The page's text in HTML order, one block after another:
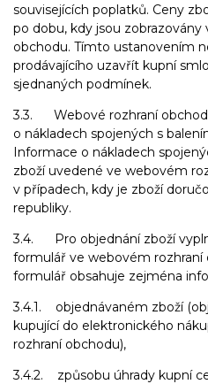
souvisejících poplatků. Ceny
po dobu, kdy jsou
obchodu. Tímto ustanovením
prodávajícího uzavřít kupní
sjednaných podmínek.
3.3. Webové rozhraní
o nákladech spojených s
Informace o nákladech
zboží uvedené ve webovém
v případech, kdy je zboží
republiky.
3.4. Pro objednání zboží
formulář ve webovém rozhraní
formulář obsahuje zejména
3.4.1. objednávaném zboží
kupující do elektronického
rozhraní obchodu),
3.4.2. způsobu úhrady kupní